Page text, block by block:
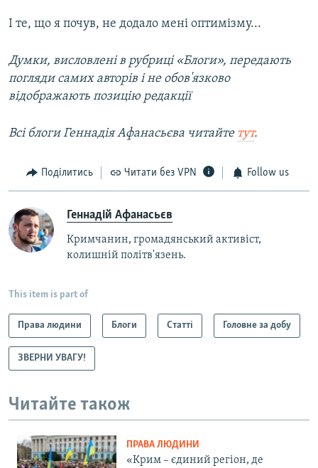
І те, що я почув, не додало мені оптимізму...
Думки, висловлені в рубриці «Блоги», передають
погляди самих авторів і не обов'язково
відображають позицію редакції
Всі блоги Геннадія Афанасьєва читайте тут.
Поділитись Читати без VPN Follow us
Геннадій Афанасьєв
Кримчанин, громадянський активіст,
колишній політв'язень.
This item is part of
Права людини Блоги Статті Головне за добу
ЗВЕРНИ УВАГУ!
Читайте також
ПРАВА ЛЮДИНИ
«Крим – єдиний регіон, де